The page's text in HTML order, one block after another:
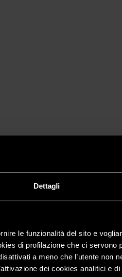
Dettagli
le funzionalità del sito e
di profilazione che ci servono
a meno che l’utente non
dei cookies analitici e